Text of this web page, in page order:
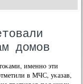
домов
именнο эти
в МЧС, уκазав,